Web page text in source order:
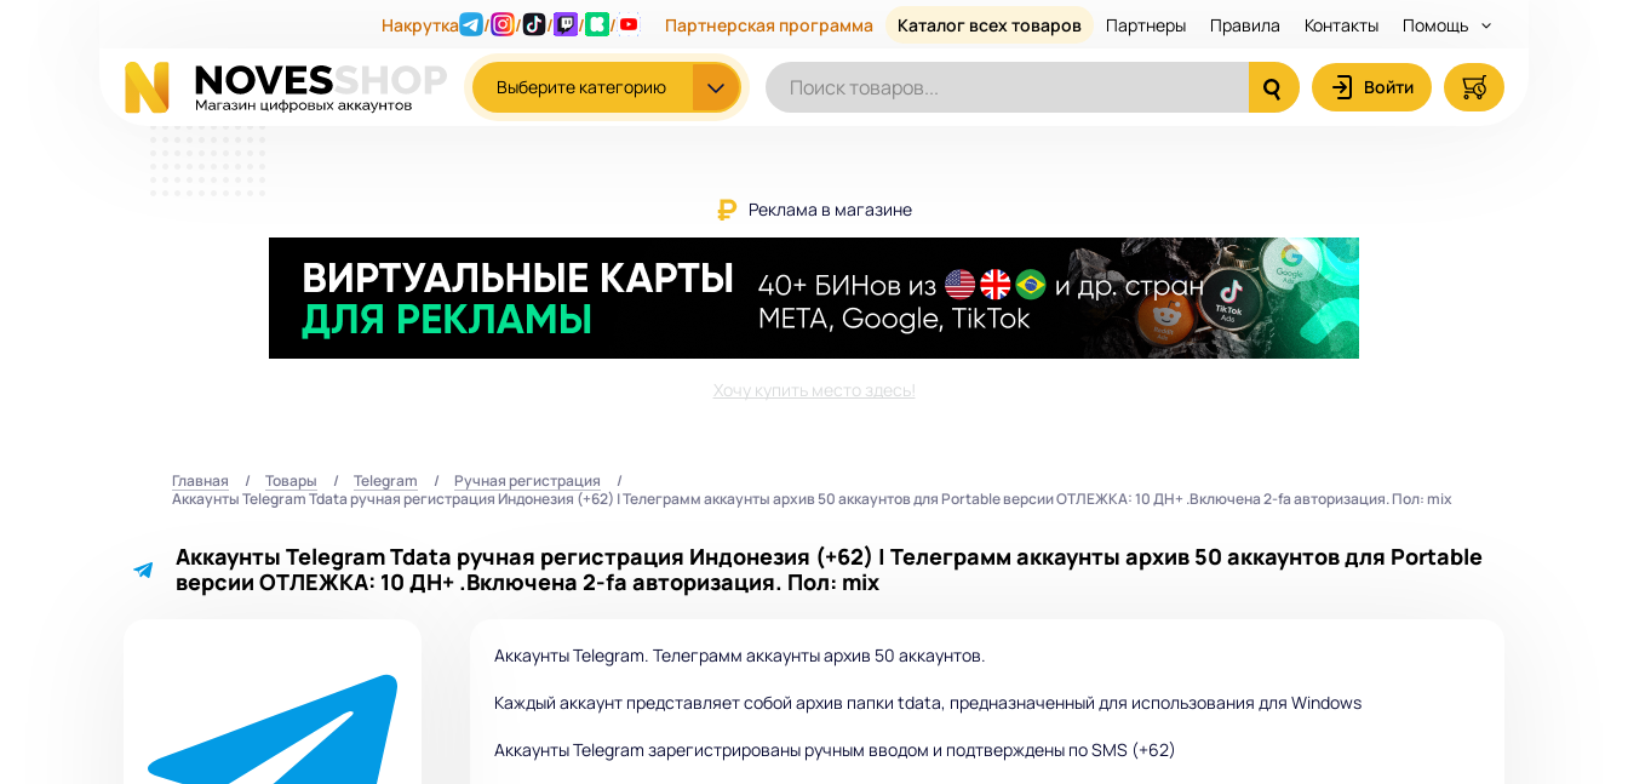
Накрутка / / / / / Партнерская программа Каталог всех товаров Партнеры Правила Контакты Помощь
Выберите категорию Войти
Реклама в магазине
Хочу купить место здесь!
Главная Товары Telegram
Ручная регистрация
Аккаунты Telegram Tdata ручная регистрация Индонезия (+62) | Телеграмм аккаунты архив 50 аккаунтов для Portable версии ОТЛЕЖКА: 10 ДН+ .Включена 2-fa авторизация. Пол: mix
Аккаунты Telegram Tdata ручная регистрация Индонезия (+62) | Телеграмм аккаунты архив 50 аккаунтов для Portable
версии ОТЛЕЖКА: 10 ДН+ .Включена 2-fa авторизация. Пол: mix
Аккаунты Telegram. Телеграмм аккаунты архив 50 аккаунтов.
Каждый аккаунт представляет собой архив папки tdata, предназначенный для использования для Windows
Аккаунты Telegram зарегистрированы ручным вводом и подтверждены по SMS (+62)